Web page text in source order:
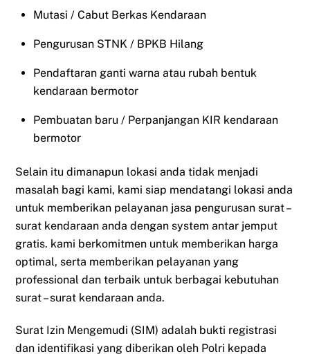
Mutasi / Cabut Berkas Kendaraan
Pengurusan STNK / BPKB Hilang
Pendaftaran ganti warna atau rubah bentuk
kendaraan bermotor
Pembuatan baru / Perpanjangan KIR kendaraan
bermotor
Selain itu dimanapun lokasi anda tidak menjadi
masalah bagi kami, kami siap mendatangi lokasi anda
untuk memberikan pelayanan jasa pengurusan surat –
surat kendaraan anda dengan system antar jemput
gratis. kami berkomitmen untuk memberikan harga
optimal, serta memberikan pelayanan yang
professional dan terbaik untuk berbagai kebutuhan
surat – surat kendaraan anda.
Surat Izin Mengemudi (SIM) adalah bukti registrasi
dan identifikasi yang diberikan oleh Polri kepada